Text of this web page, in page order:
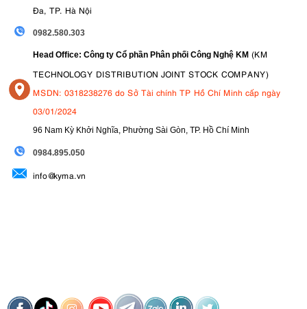
Đa, TP. Hà Nội
0982.580.303
Head Office: Công ty Cổ phần Phân phối Công Nghệ KM (KM
TECHNOLOGY DISTRIBUTION JOINT STOCK COMPANY)
MSDN: 0318238276 do Sở Tài chính TP Hồ Chí Minh cấp ngày
03/01/2024
96 Nam Kỳ Khởi Nghĩa, Phường Sài Gòn, TP. Hồ Chí Minh
0984.895.050
info@kyma.vn